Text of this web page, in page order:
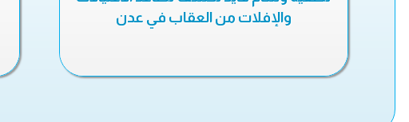
والإفلات من العقاب في عدن